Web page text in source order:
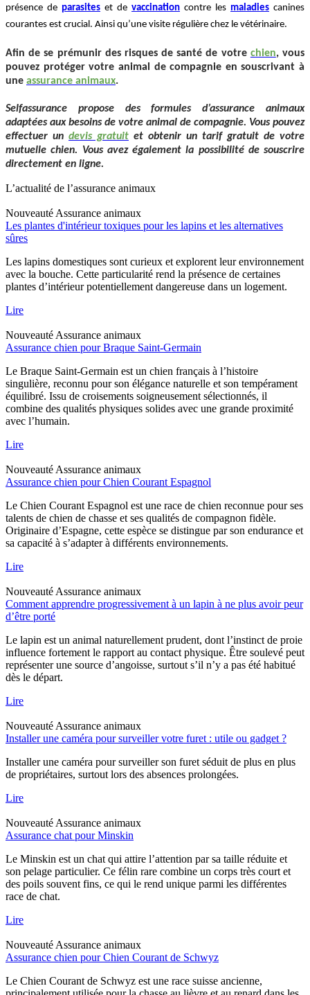
présence de parasites et de vaccination contre les maladies canines
courantes est crucial. Ainsi qu’une visite régulière chez le vétérinaire.
Afin de se prémunir des risques de santé de votre chien, vous
pouvez protéger votre animal de compagnie en souscrivant à
une assurance animaux.
Selfassurance propose des formules d’assurance animaux
adaptées aux besoins de votre animal de compagnie. Vous pouvez
effectuer un devis gratuit et obtenir un tarif gratuit de votre
mutuelle chien. Vous avez également la possibilité de souscrire
directement en ligne.
L’actualité de l’assurance animaux
Nouveauté Assurance animaux
Les plantes d'intérieur toxiques pour les lapins et les alternatives
sûres
Les lapins domestiques sont curieux et explorent leur environnement
avec la bouche. Cette particularité rend la présence de certaines
plantes d’intérieur potentiellement dangereuse dans un logement.
Lire
Nouveauté Assurance animaux
Assurance chien pour Braque Saint-Germain
Le Braque Saint-Germain est un chien français à l’histoire
singulière, reconnu pour son élégance naturelle et son tempérament
équilibré. Issu de croisements soigneusement sélectionnés, il
combine des qualités physiques solides avec une grande proximité
avec l’humain.
Lire
Nouveauté Assurance animaux
Assurance chien pour Chien Courant Espagnol
Le Chien Courant Espagnol est une race de chien reconnue pour ses
talents de chien de chasse et ses qualités de compagnon fidèle.
Originaire d’Espagne, cette espèce se distingue par son endurance et
sa capacité à s’adapter à différents environnements.
Lire
Nouveauté Assurance animaux
Comment apprendre progressivement à un lapin à ne plus avoir peur
d’être porté
Le lapin est un animal naturellement prudent, dont l’instinct de proie
influence fortement le rapport au contact physique. Être soulevé peut
représenter une source d’angoisse, surtout s’il n’y a pas été habitué
dès le départ.
Lire
Nouveauté Assurance animaux
Installer une caméra pour surveiller votre furet : utile ou gadget ?
Installer une caméra pour surveiller son furet séduit de plus en plus
de propriétaires, surtout lors des absences prolongées.
Lire
Nouveauté Assurance animaux
Assurance chat pour Minskin
Le Minskin est un chat qui attire l’attention par sa taille réduite et
son pelage particulier. Ce félin rare combine un corps très court et
des poils souvent fins, ce qui le rend unique parmi les différentes
race de chat.
Lire
Nouveauté Assurance animaux
Assurance chien pour Chien Courant de Schwyz
Le Chien Courant de Schwyz est une race suisse ancienne,